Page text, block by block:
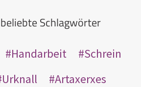
Schlagwörter
Handarbeit
Schrein
Urknall
Artaxerxes